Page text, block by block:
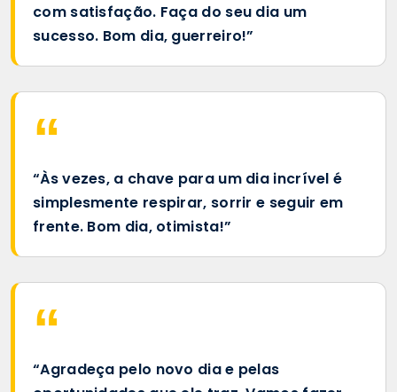
com satisfação. Faça do seu dia um
sucesso. Bom dia, guerreiro!”
“Às vezes, a chave para um dia incrível é
simplesmente respirar, sorrir e seguir em
frente. Bom dia, otimista!”
“Agradeça pelo novo dia e pelas